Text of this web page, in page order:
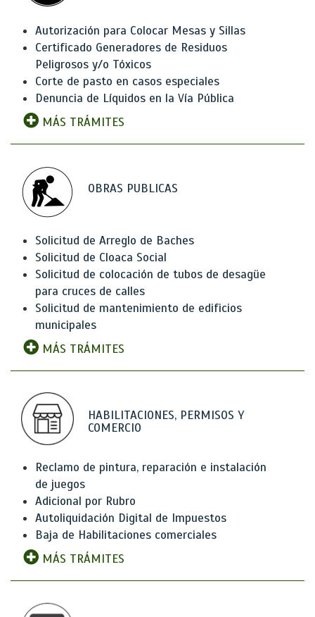
Autorización para Colocar Mesas y Sillas
Certificado Generadores de Residuos
Peligrosos y/o Tóxicos
Corte de pasto en casos especiales
Denuncia de Líquidos en la Vía Pública
MÁS TRÁMITES
OBRAS PUBLICAS
Solicitud de Arreglo de Baches
Solicitud de Cloaca Social
Solicitud de colocación de tubos de desagüe
para cruces de calles
Solicitud de mantenimiento de edificios
municipales
MÁS TRÁMITES
HABILITACIONES, PERMISOS Y
COMERCIO
Reclamo de pintura, reparación e instalación
de juegos
Adicional por Rubro
Autoliquidación Digital de Impuestos
Baja de Habilitaciones comerciales
MÁS TRÁMITES